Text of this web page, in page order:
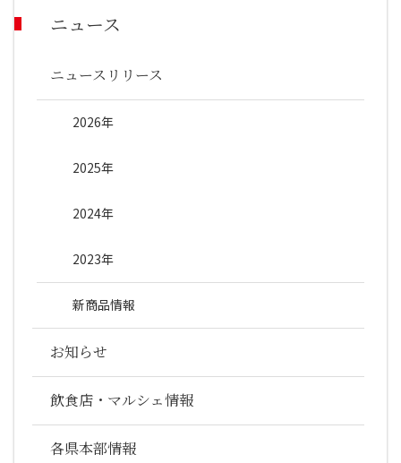
ニュース
ニュースリリース
2026年
2025年
2024年
2023年
新商品情報
お知らせ
飲食店・マルシェ情報
各県本部情報